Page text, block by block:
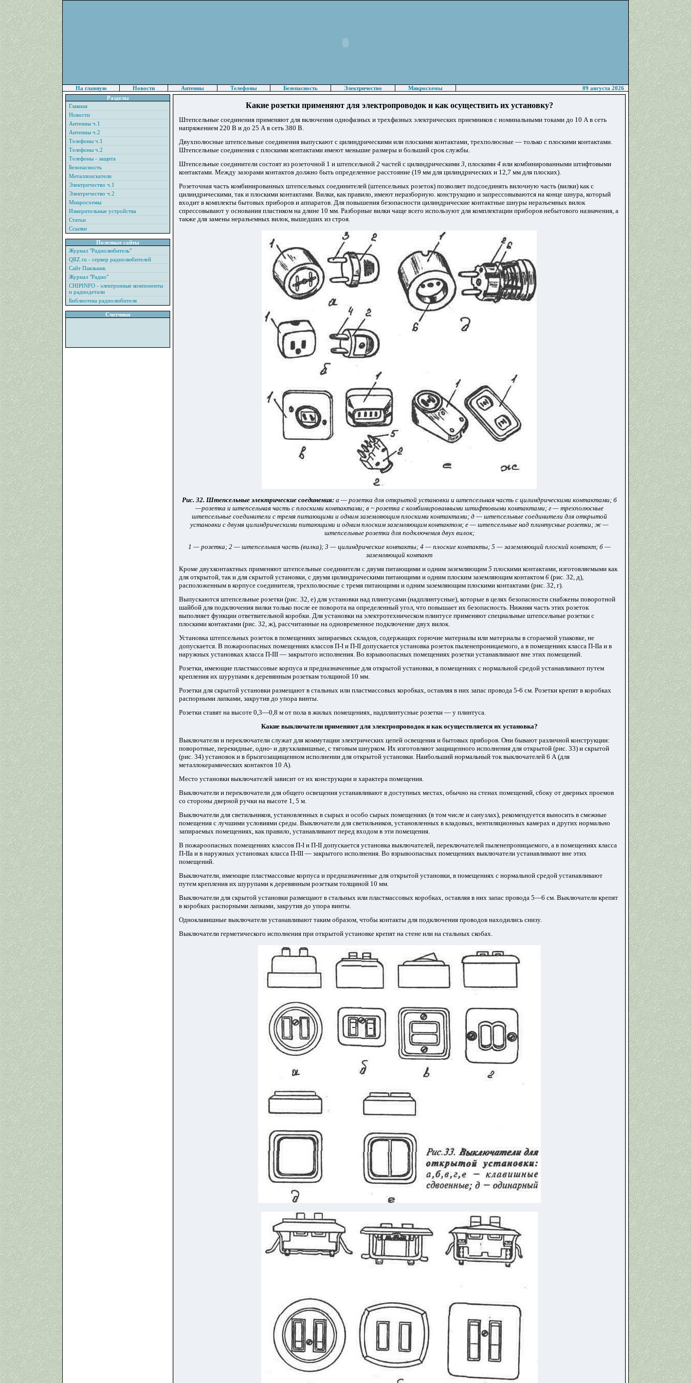
На главную Новости Антенны Телефоны Безопасность Электричество Микросхемы
09 августа 2026
Разделы
Главная
Новости
Антенны ч.1
Антенны ч.2
Телефоны ч.1
Телефоны ч.2
Телефоны - защита
Безопасность
Металлоискатели
Электричество ч.1
Электричество ч.2
Микросхемы
Измерительные устройства
Статьи
Ссылки
Полезные сайты
Журнал "Радиолюбитель"
QRZ.ru - сервер радиолюбителей
Сайт Паяльник
Журнал "Радио"
CHIPINFO - электронные компоненты
и радиодетали
Библиотека радиолюбителя
Счетчики
Какие розетки применяют для электропроводок и как осуществить их установку?
Штепсельные соединения применяют для включения однофазных и трехфазных электрических приемников с номинальными токами до 10 А в сеть
напряжением 220 В и до 25 А в сеть 380 В.
Двухполюсные штепсельные соединения выпускают с цилиндрическими или плоскими контактами, трехполюсные — только с плоскими контактами.
Штепсельные соединения с плоскими контактами имеют меньшие размеры и больший срок службы.
Штепсельные соединители состоят из розеточной 1 и штепсельной 2 частей с цилиндрическими 3, плоскими 4 или комбинированными штифтовыми
контактами. Между зазорами контактов должно быть определенное расстояние (19 мм для цилиндрических и 12,7 мм для плоских).
Розеточная часть комбинированных штепсельных соединителей (штепсельных розеток) позволяет подсоединять вилочную часть (вилки) как с
цилиндрическими, так и плоскими контактами. Вилки, как правило, имеют неразборную. конструкцию и запрессовываются на конце шнура, который
входит в комплекты бытовых приборов и аппаратов. Для повышения безопасности цилиндрические контактные шнуры неразъемных вилок
спрессовывают у основания пластиком на длине 10 мм. Разборные вилки чаще всего используют для комплектации приборов небытового назначения, а
также для замены неразъемных вилок, вышедших из строя.
Рис. 32. Штепсельные электрические соединения:а — розетка для открытой установки и штепсельная часть с цилиндрическими контактами; б
—розетка и штепсельная часть с плоскими контактами; в ~ розетка с комбинированными штифтовыми контактами; г — трехполюсные
штепсельные соединители с тремя питающими и одним заземляющим плоскими контактами; д — штепсельные соединители для открытой
установки с двумя цилиндрическими питающими и одним плоским заземляющим контактом; е — штепсельные над плинтусные розетки; ж —
штепсельные розетки для подключения двух вилок;
1 — розетка; 2 — штепсельная часть (вилка); 3 — цилиндрические контакты; 4 — плоские контакты; 5 — заземляющий плоский контакт; б —
заземляющий контакт
Кроме двухконтактных применяют штепсельные соединители с двумя питающими и одним заземляющим 5 плоскими контактами, изготовляемыми как
для открытой, так и для скрытой установки, с двумя цилиндрическими питающими и одним плоским заземляющим контактом 6 (рис. 32, д),
расположенным в корпусе соединителя, трехполюсные с тремя питающими и одним заземляющим плоскими контактами (рис. 32, г).
Выпускаются штепсельные розетки (рис. 32, е) для установки над плинтусами (надплинтусные), которые в целях безопасности снабжены поворотной
шайбой для подключения вилки только после ее поворота на определенный угол, что повышает их безопасность. Нижняя часть этих розеток
выполняет функции ответвительной коробки. Для установки на электротехническом плинтусе применяют специальные штепсельные розетки с
плоскими контактами (рис. 32, ж), рассчитанные на одновременное подключение двух вилок.
Установка штепсельных розеток в помещениях запираемых складов, содержащих горючие материалы или материалы в сгораемой упаковке, не
допускается. В пожароопасных помещениях классов П-I и П-II допускается установка розеток пыленепроницаемого, а в помещениях класса П-IIа и в
наружных установках класса П-III — закрытого исполнения. Во взрывоопасных помещениях розетки устанавливают вне этих помещений.
Розетки, имеющие пластмассовые корпуса и предназначенные для открытой установки, в помещениях с нормальной средой устанавливают путем
крепления их шурупами к деревянным розеткам толщиной 10 мм.
Розетки для скрытой установки размещают в стальных или пластмассовых коробках, оставляя в них запас провода 5-6 см. Розетки крепят в коробках
распорными лапками, закрутив до упора винты.
Розетки ставят на высоте 0,3—0,8 м от пола в жилых помещениях, надплинтусные розетки — у плинтуса.
Какие выключатели применяют для электропроводок и как осуществляется их установка?
Выключатели и переключатели служат для коммутации электрических цепей освещения и бытовых приборов. Они бывают различной конструкции:
поворотные, перекидные, одно- и двухклавишные, с тяговым шнурком. Их изготовляют защищенного исполнения для открытой (рис. 33) и скрытой
(рис. 34) установок и в брызгозащищенном исполнении для открытой установки. Наибольший нормальный ток выключателей 6 А (для
металлокерамических контактов 10 А).
Место установки выключателей зависит от их конструкции и характера помещения.
Выключатели и переключатели для общего освещения устанавливают в доступных местах, обычно на стенах помещений, сбоку от дверных проемов
со стороны дверной ручки на высоте 1, 5 м.
Выключатели для светильников, установленных в сырых и особо сырых помещениях (в том числе и санузлах), рекомендуется выносить в смежные
помещения с лучшими условиями среды. Выключатели для светильников, установленных в кладовых, вентиляционных камерах и других нормально
запираемых помещениях, как правило, устанавливают перед входом в эти помещения.
В пожароопасных помещениях классов П-I и П-II допускается установка выключателей, переключателей пыленепроницаемого, а в помещениях класса
П-IIа и в наружных установках класса П-III — закрытого исполнения. Во взрывоопасных помещениях выключатели устанавливают вне этих
помещений.
Выключатели, имеющие пластмассовые корпуса и предназначенные для открытой установки, в помещениях с нормальной средой устанавливают
путем крепления их шурупами к деревянным розеткам толщиной 10 мм.
Выключатели для скрытой установки размещают в стальных или пластмассовых коробках, оставляя в них запас провода 5—6 см. Выключатели крепят
в коробках распорными лапками, закрутив до упора винты.
Одноклавишные выключатели устанавливают таким образом, чтобы контакты для подключения проводов находились снизу.
Выключатели герметического исполнения при открытой установке крепят на стене или на стальных скобах.